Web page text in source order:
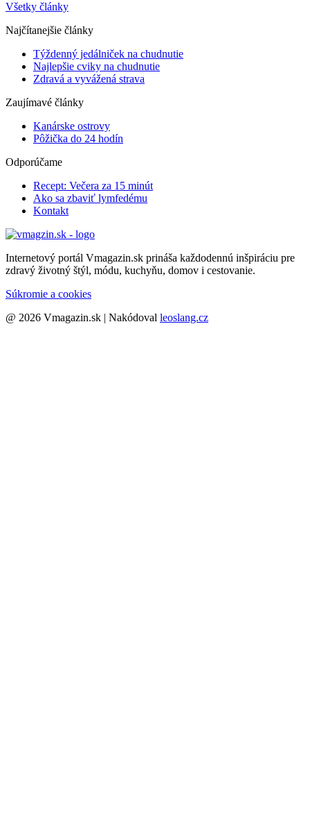
Všetky články
Najčítanejšie články
Týždenný jedálniček na chudnutie
Najlepšie cviky na chudnutie
Zdravá a vyvážená strava
Zaujímavé články
Kanárske ostrovy
Pôžička do 24 hodín
Odporúčame
Recept: Večera za 15 minút
Ako sa zbaviť lymfedému
Kontakt
Internetový portál Vmagazin.sk prináša každodennú inšpiráciu pre
zdravý životný štýl, módu, kuchyňu, domov i cestovanie.
Súkromie a cookies
@ 2026 Vmagazin.sk | Nakódoval leoslang.cz